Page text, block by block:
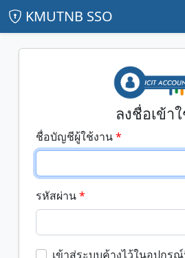
KMUTNB SSO
ลงชื่อเข้า
ชื่อบัญชีผู้ใช้งาน
รหัสผ่าน
เข้าสู่ระบบค้างไว้ในอุปกร